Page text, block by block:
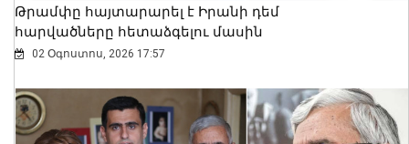
06 Օգոստոս, 2026 21:08
Թրամփը հայտարարել է Իրանի դեմ
հարվածները հետաձգելու մասին
02 Օգոստոս, 2026 17:57